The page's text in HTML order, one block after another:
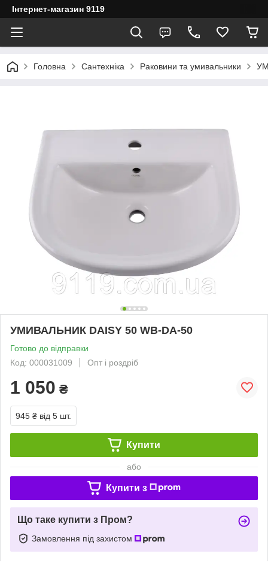
Інтернет-магазин 9119
Головна Сантехніка Раковини та умивальники
УМИВАЛЬНИК DAISY 50 WB-DA-50
Готово до відправки
Код: 000031009
Опт і роздріб
1 050 ₴
945 ₴ від 5 шт.
Купити
або
Купити з
Що таке купити з Пром?
Замовлення під захистом